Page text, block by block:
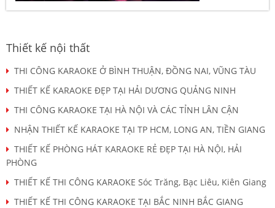
Thiết kế nội thất
THI CÔNG KARAOKE Ở BÌNH THUẬN, ĐỒNG NAI, VŨNG TÀU
THIẾT KẾ KARAOKE ĐẸP TẠI HẢI DƯƠNG QUẢNG NINH
THI CÔNG KARAOKE TẠI HÀ NỘI VÀ CÁC TỈNH LÂN CẬN
NHẬN THIẾT KẾ KARAOKE TẠI TP HCM, LONG AN, TIỀN GIANG
THIẾT KẾ PHÒNG HÁT KARAOKE RẺ ĐẸP TẠI HÀ NỘI, HẢI
PHÒNG
THIẾT KẾ THI CÔNG KARAOKE Sóc Trăng, Bạc Liêu, Kiên Giang
THIẾT KẾ THI CÔNG KARAOKE TẠI BẮC NINH BẮC GIANG